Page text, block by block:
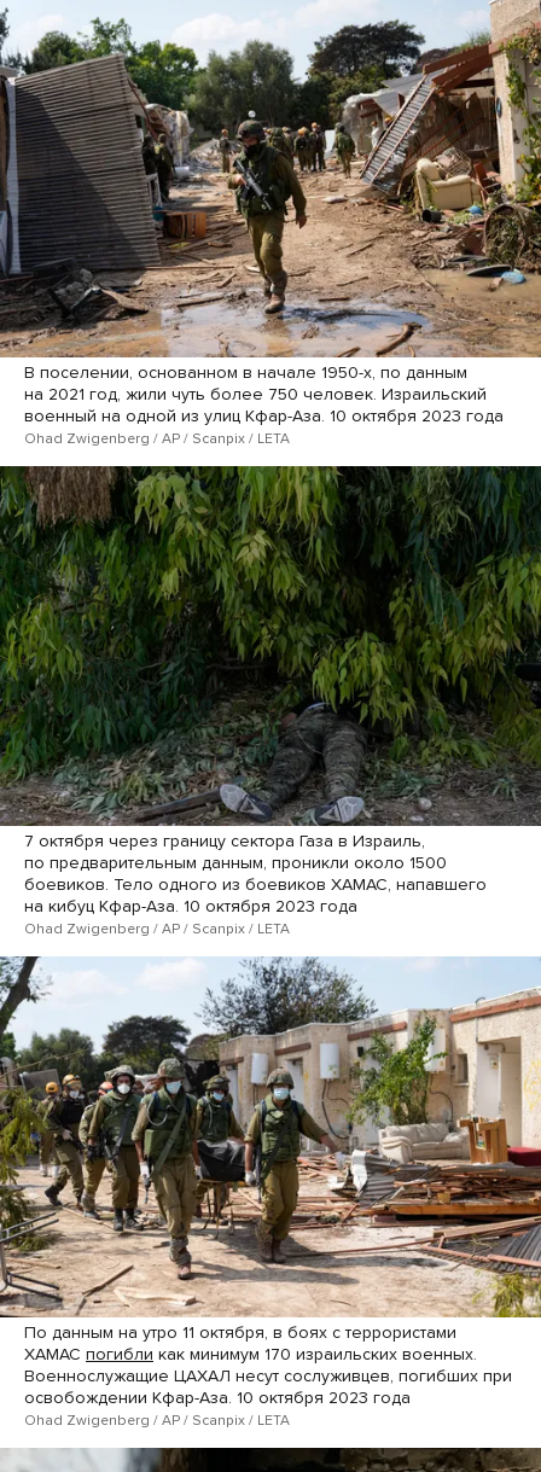
В поселении, основанном в начале 1950-х, по данным
на 2021 год, жили чуть более 750 человек. Израильский
военный на одной из улиц Кфар-Аза. 10 октября 2023 года
Ohad Zwigenberg / AP / Scanpix / LETA
7 октября через границу сектора Газа в Израиль,
по предварительным данным, проникли около 1500
боевиков. Тело одного из боевиков ХАМАС, напавшего
на кибуц Кфар-Аза. 10 октября 2023 года
Ohad Zwigenberg / AP / Scanpix / LETA
По данным на утро 11 октября, в боях с террористами
ХАМАС погибли как минимум 170 израильских военных.
Военнослужащие ЦАХАЛ несут сослуживцев, погибших при
освобождении Кфар-Аза. 10 октября 2023 года
Ohad Zwigenberg / AP / Scanpix / LETA